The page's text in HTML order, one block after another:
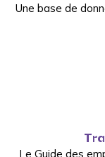
Une base de
Le Guide des